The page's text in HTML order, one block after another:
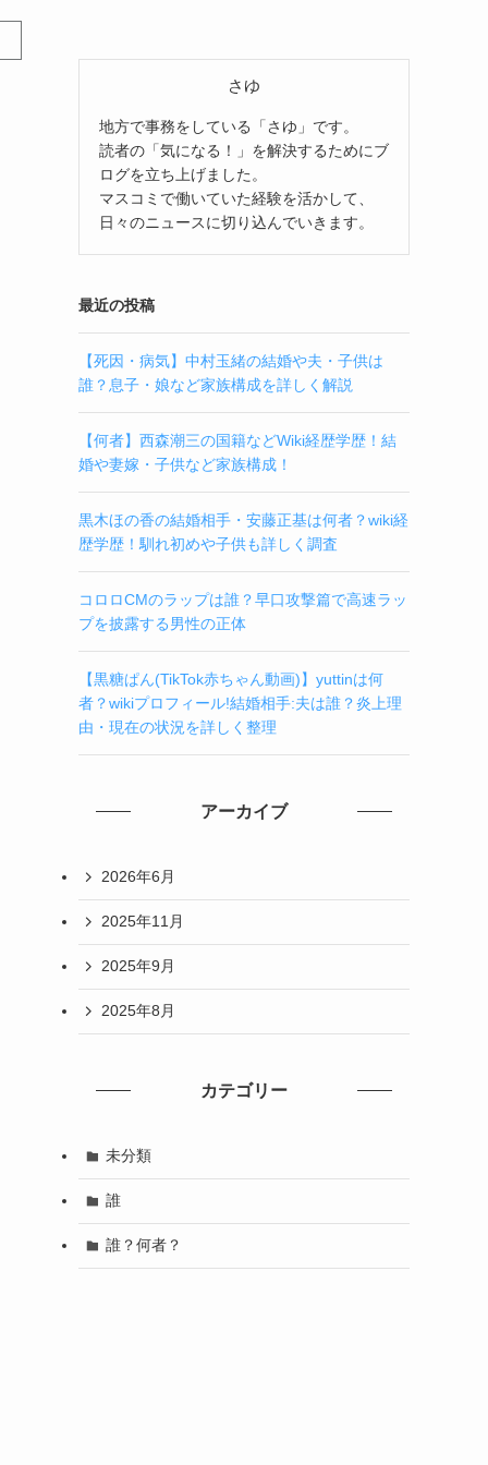
さゆ
地方で事務をしている「さゆ」です。
読者の「気になる！」を解決するためにブ
ログを立ち上げました。
マスコミで働いていた経験を活かして、
日々のニュースに切り込んでいきます。
最近の投稿
【死因・病気】中村玉緒の結婚や夫・子供は
誰？息子・娘など家族構成を詳しく解説
【何者】西森潮三の国籍などWiki経歴学歴！結
婚や妻嫁・子供など家族構成！
黒木ほの香の結婚相手・安藤正基は何者？wiki経
歴学歴！馴れ初めや子供も詳しく調査
コロロCMのラップは誰？早口攻撃篇で高速ラッ
プを披露する男性の正体
【黒糖ぱん(TikTok赤ちゃん動画)】yuttinは何
者？wikiプロフィール!結婚相手:夫は誰？炎上理
由・現在の状況を詳しく整理
アーカイブ
2026年6月
2025年11月
2025年9月
2025年8月
カテゴリー
未分類
誰
誰？何者？